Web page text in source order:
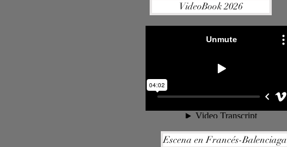
VideoBook 2026
Escena en Francés-Balenciaga